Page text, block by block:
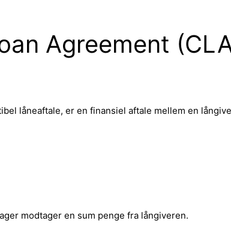
Agreement
låneaftale, er en finansiel aftale mellem en
modtager en sum penge fra långiveren.